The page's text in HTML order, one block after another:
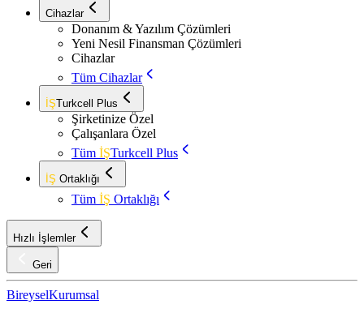
Cihazlar
Donanım & Yazılım Çözümleri
Yeni Nesil Finansman Çözümleri
Cihazlar
Tüm Cihazlar
İŞTurkcell Plus
Şirketinize Özel
Çalışanlara Özel
Tüm İŞTurkcell Plus
İŞ Ortaklığı
Tüm İŞ Ortaklığı
Hızlı İşlemler
Geri
BireyselKurumsal